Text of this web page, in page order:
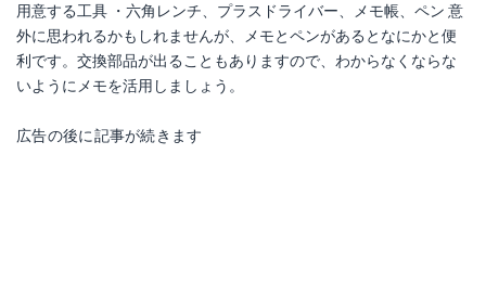
用意する工具 ・六角レンチ、プラスドライバー、メモ帳、ペン 意
外に思われるかもしれませんが、メモとペンがあるとなにかと便
利です。交換部品が出ることもありますので、わからなくならな
いようにメモを活用しましょう。
広告の後に記事が続きます